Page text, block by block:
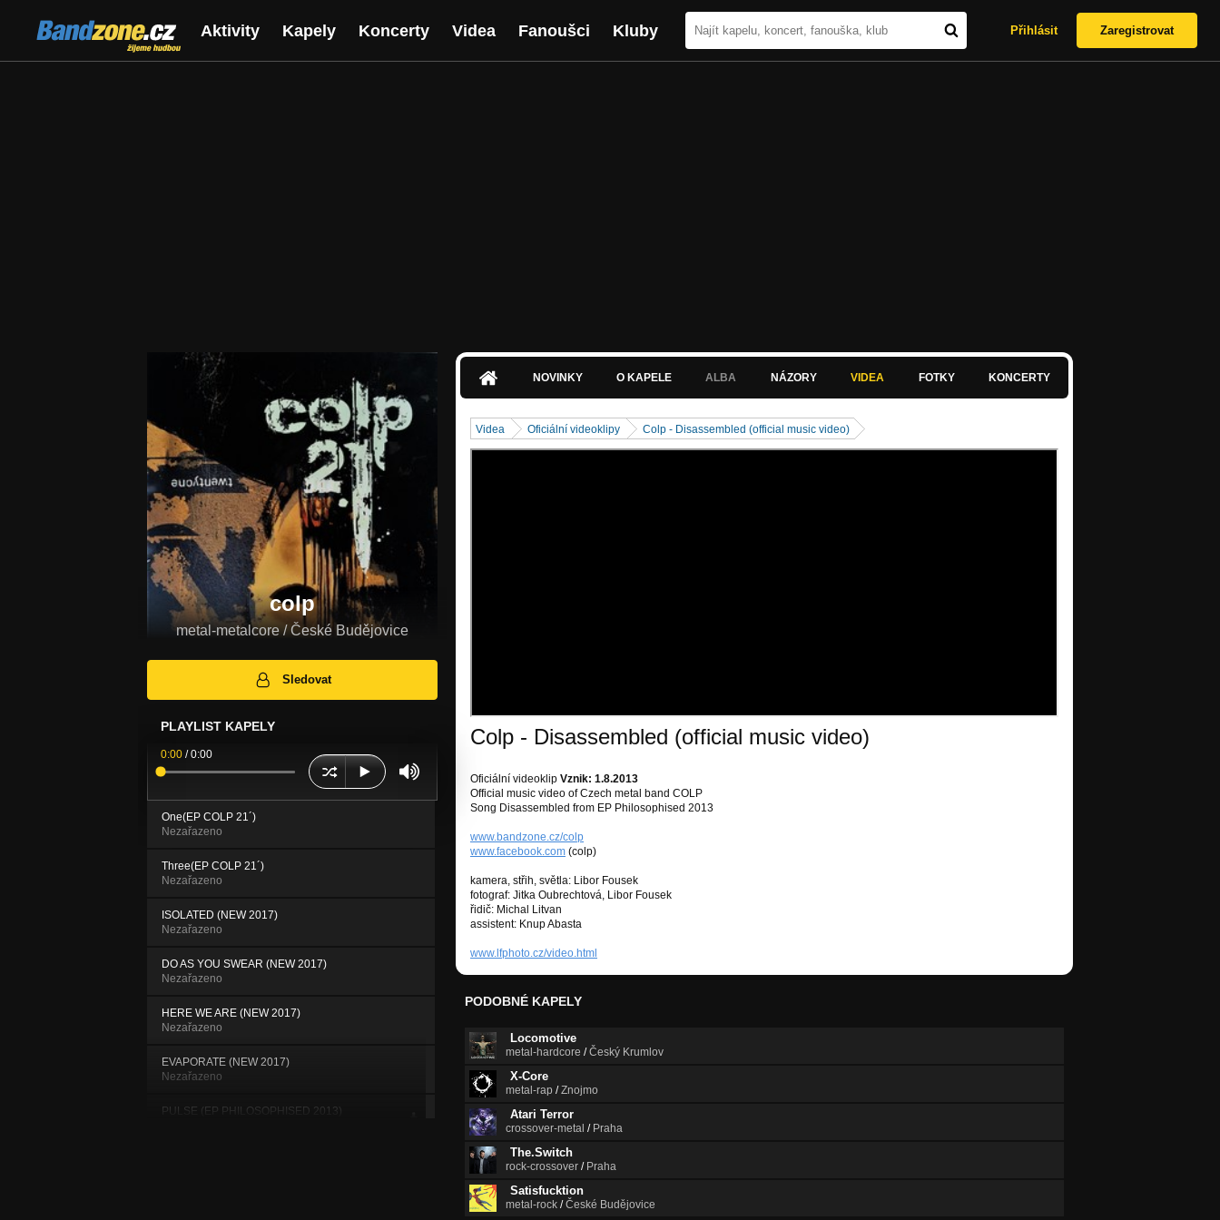
Bandzone.cz
žijeme hudbou
Aktivity Kapely Koncerty Videa Fanoušci Kluby Přihlásit Zaregistrovat
colp
metal-metalcore / České Budějovice
Sledovat
PLAYLIST KAPELY
0:00 /0:00
One(EP COLP 21´)
Nezařazeno
Three(EP COLP 21´)
Nezařazeno
ISOLATED (NEW 2017)
Nezařazeno
DO AS YOU SWEAR (NEW 2017)
Nezařazeno
HERE WE ARE (NEW 2017)
Nezařazeno
EVAPORATE (NEW 2017)
Nezařazeno
PULSE (EP PHILOSOPHISED 2013)
NOVINKY O KAPELE ALBA NÁZORY VIDEA FOTKY KONCERTY
Videa Oficiální videoklipy Colp - Disassembled (official music video)
Colp - Disassembled (official music video)
Oficiální videoklip Vznik: 1.8.2013
Official music video of Czech metal band COLP
Song Disassembled from EP Philosophised 2013
www.bandzone.cz/colp
www.facebook.com (colp)
kamera, střih, světla: Libor Fousek
fotograf: Jitka Oubrechtová, Libor Fousek
řidič: Michal Litvan
assistent: Knup Abasta
www.lfphoto.cz/video.html
PODOBNÉ KAPELY
Locomotive
metal-hardcore /Český Krumlov
X-Core
metal-rap /Znojmo
Atari Terror
crossover-metal / Praha
The.Switch
rock-crossover / Praha
Satisfucktion
metal-rock /České Budějovice